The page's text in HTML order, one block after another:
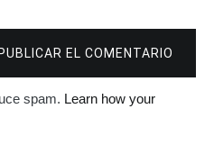
PUBLICAR EL COMENTARIO
spam. Learn how your